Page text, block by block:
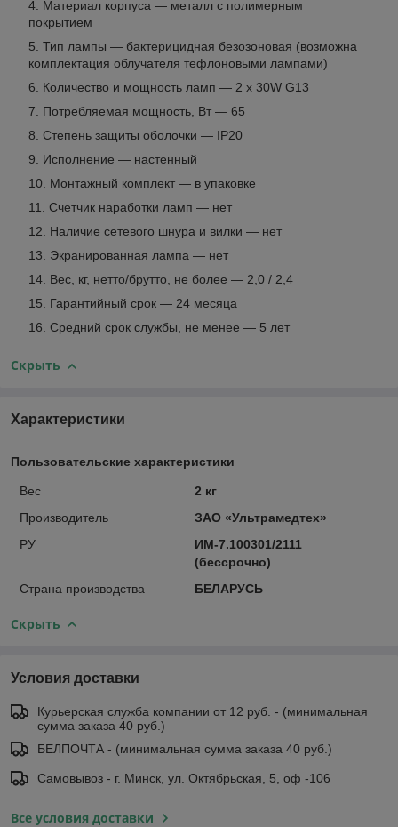
Материал корпуса — металл с полимерным
покрытием
Тип лампы — бактерицидная безозоновая (возможна
комплектация облучателя тефлоновыми лампами)
Количество и мощность ламп — 2 х 30W G13
Потребляемая мощность, Вт — 65
Степень защиты оболочки — IP20
Исполнение — настенный
Монтажный комплект — в упаковке
Счетчик наработки ламп — нет
Наличие сетевого шнура и вилки — нет
Экранированная лампа — нет
Вес, кг, нетто/брутто, не более — 2,0 / 2,4
Гарантийный срок — 24 месяца
Средний срок службы, не менее — 5 лет
Скрыть
Характеристики
Пользовательские характеристики
Вес
2 кг
Производитель
ЗАО «Ультрамедтех»
РУ
ИМ-7.100301/2111
(бессрочно)
Страна производства
БЕЛАРУСЬ
Скрыть
Условия доставки
Курьерская служба компании от 12 руб. - (минимальная
сумма заказа 40 руб.)
БЕЛПОЧТА - (минимальная сумма заказа 40 руб.)
Самовывоз - г. Минск, ул. Октябрьская, 5, оф -106
Все условия доставки